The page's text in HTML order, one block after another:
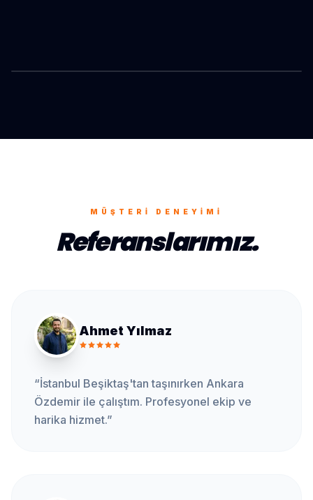
MÜŞTERI DENEYIMI
Referanslarımız.
Ahmet Yılmaz
“İstanbul Beşiktaş'tan taşınırken Ankara
Özdemir ile çalıştım. Profesyonel ekip ve
harika hizmet.”